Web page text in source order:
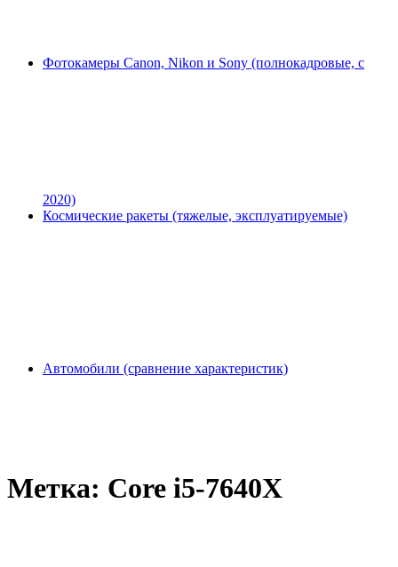
Фотокамеры Canon, Nikon и Sony (полнокадровые, с
2020)
Космические ракеты (тяжелые, эксплуатируемые)
Автомобили (сравнение характеристик)
Метка: Core i5-7640X